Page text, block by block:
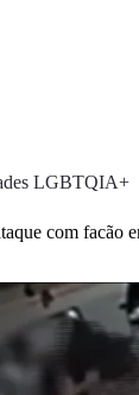
LGBTQIA+
com facão